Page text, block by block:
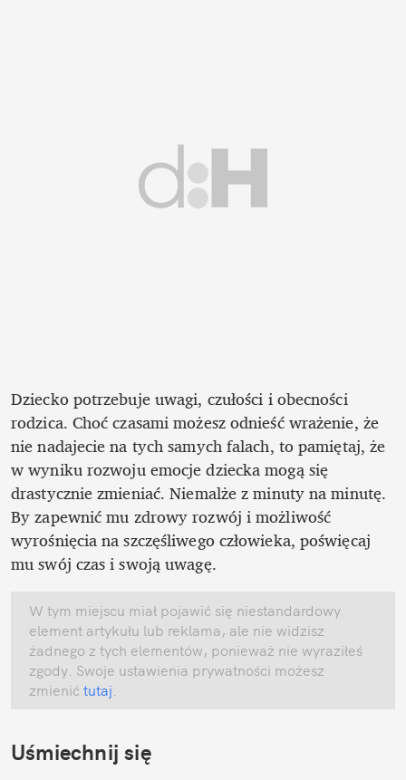
Dziecko potrzebuje uwagi, czułości i obecności
rodzica. Choć czasami możesz odnieść wrażenie, że
nie nadajecie na tych samych falach, to pamiętaj, że
w wyniku rozwoju emocje dziecka mogą się
drastycznie zmieniać. Niemalże z minuty na minutę.
By zapewnić mu zdrowy rozwój i możliwość
wyrośnięcia na szczęśliwego człowieka, poświęcaj
mu swój czas i swoją uwagę.
W tym miejscu miał pojawić się niestandardowy
element artykułu lub reklama, ale nie widzisz
żadnego z tych elementów, ponieważ nie wyraziłeś
zgody. Swoje ustawienia prywatności możesz
zmienić tutaj
Uśmiechnij się